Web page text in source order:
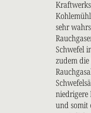
sehr
Schwefel
zudem
niedrigere
und somit